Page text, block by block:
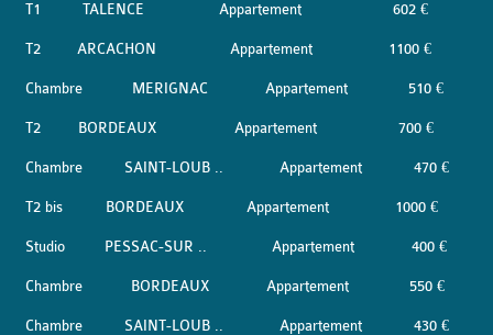
T1 TALENCE Appartement 602 €
T2 ARCACHON Appartement 1100 €
Chambre MERIGNAC Appartement 510 €
T2 BORDEAUX Appartement 700 €
Chambre SAINT-LOUB .. Appartement 470 €
T2 bis BORDEAUX Appartement 1000 €
Studio PESSAC-SUR .. Appartement 400 €
Chambre BORDEAUX Appartement 550 €
Chambre SAINT-LOUB .. Appartement 430 €